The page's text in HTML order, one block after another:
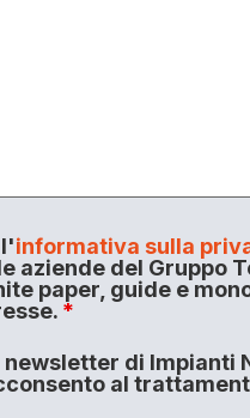
informativa sulla
aziende del Gruppo
paper, guide e
*
di Impianti
al